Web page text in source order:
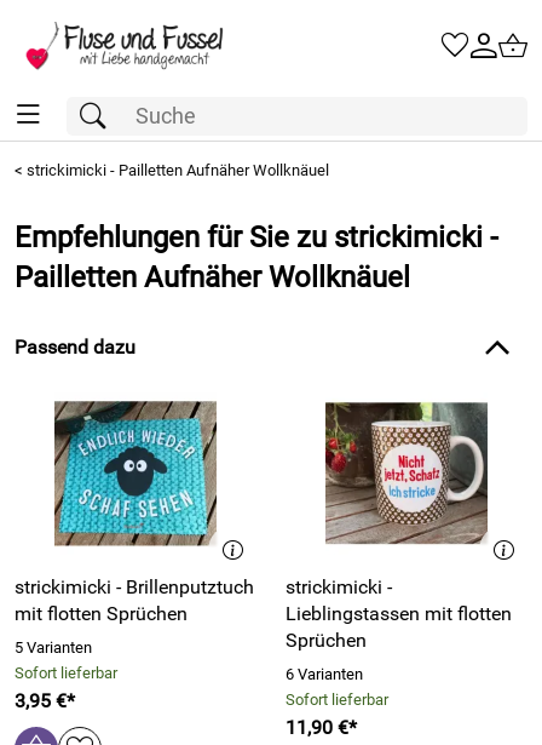
< strickimicki - Pailletten Aufnäher Wollknäuel
Empfehlungen für Sie zu strickimicki -
Pailletten Aufnäher Wollknäuel
Passend dazu
strickimicki - Brillenputztuch
mit flotten Sprüchen
5 Varianten
Sofort lieferbar
3,95 €*
strickimicki -
Lieblingstassen mit flotten
Sprüchen
6 Varianten
Sofort lieferbar
11,90 €*